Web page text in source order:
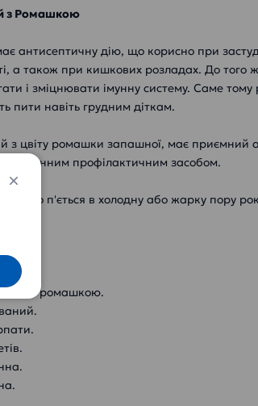
з Ромашкою
антисептичну дію, що корисно при
а також при кишкових розладах. До того
і зміцнювати імунну систему. Саме
пити навіть грудним діткам.
з цвіту ромашки запашної, має приємний
є відмінним профілактичним засобом.
п'ється в холодну або жарку пору
з ромашкою.